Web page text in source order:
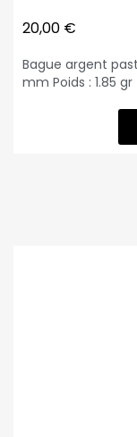
20,00 €
Bague argent
mm Poids : 1.85 gr